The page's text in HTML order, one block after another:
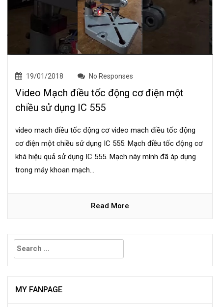
19/01/2018 No Responses
Video Mạch điều tốc động cơ điện một
chiều sử dụng IC 555
video mach điều tốc động cơ video mach điều tốc động
cơ điện một chiều sử dụng IC 555: Mạch điều tốc động cơ
khá hiệu quả sử dụng IC 555. Mạch này mình đã áp dụng
trong máy khoan mạch...
Read More
Search
for:
MY FANPAGE